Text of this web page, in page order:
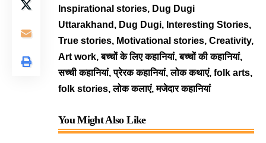
Inspirational stories, Dug Dugi
Uttarakhand, Dug Dugi, Interesting Stories,
True stories, Motivational stories, Creativity,
Art work, बच्चों के लिए कहानियां, बच्चों की कहानियां,
सच्ची कहानियां, प्रेरक कहानियां, लोक कथाएं, folk arts,
folk stories, लोक कलाएं, मजेदार कहानियां
You Might Also Like